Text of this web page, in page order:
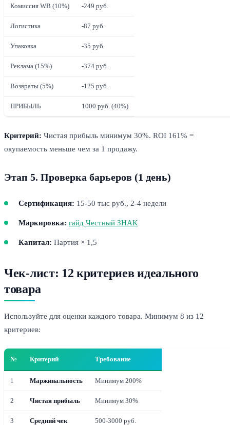
Комиссия WB (10%) -249 руб.
Логистика -87 руб.
Упаковка -35 руб.
Реклама (15%) -374 руб.
Возвраты (5%) -125 руб.
ПРИБЫЛЬ 1000 руб. (40%)
Критерий: Чистая прибыль минимум 30%. ROI 161% =
окупаемость меньше чем за 1 продажу.
Этап 5. Проверка барьеров (1 день)
Сертификация: 15-50 тыс руб., 2-4 недели
Маркировка: гайд Честный ЗНАК
Капитал: Партия × 1,5
Чек-лист: 12 критериев идеального
товара
Используйте для оценки каждого товара. Минимум 8 из 12
критериев:
№ Критерий Требование
1 Маржинальность Минимум 200%
2 Чистая прибыль Минимум 30%
3 Средний чек 500-3000 руб.